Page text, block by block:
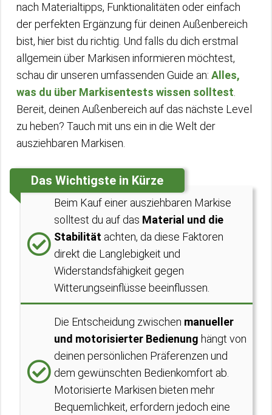
nach Materialtipps, Funktionalitäten oder einfach
der perfekten Ergänzung für deinen Außenbereich
bist, hier bist du richtig. Und falls du dich erstmal
allgemein über Markisen informieren möchtest,
schau dir unseren umfassenden Guide an: Alles,
was du über Markisentests wissen solltest
Bereit, deinen Außenbereich auf das nächste Level
zu heben? Tauch mit uns ein in die Welt der
ausziehbaren Markisen.
Das Wichtigste in Kürze
Beim Kauf einer ausziehbaren Markise
solltest du auf das Material und die
Stabilität achten, da diese Faktoren
direkt die Langlebigkeit und
Widerstandsfähigkeit gegen
Witterungseinflüsse beeinflussen.
Die Entscheidung zwischen manueller
und motorisierter Bedienung hängt von
deinen persönlichen Präferenzen und
dem gewünschten Bedienkomfort ab.
Motorisierte Markisen bieten mehr
Bequemlichkeit, erfordern jedoch eine